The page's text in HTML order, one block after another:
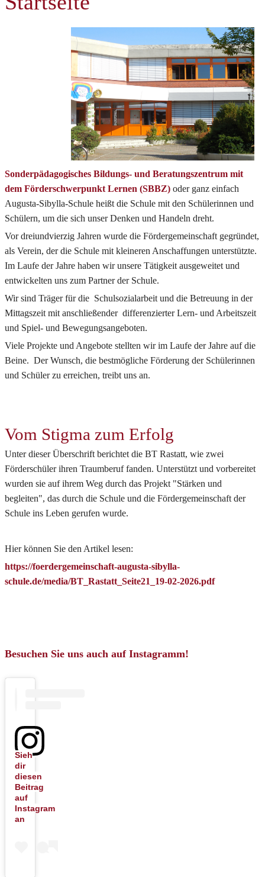
Sonderpädagogisches Bildungs- und Beratungszentrum mit
dem Förderschwerpunkt Lernen (SBBZ) oder ganz einfach
Augusta-Sibylla-Schule heißt die Schule mit den Schülerinnen und
Schülern, um die sich unser Denken und Handeln dreht.
Vor dreiundvierzig Jahren wurde die Fördergemeinschaft gegründet,
als Verein, der die Schule mit kleineren Anschaffungen unterstützte.
Im Laufe der Jahre haben wir unsere Tätigkeit ausgeweitet und
entwickelten uns zum Partner der Schule.
Wir sind Träger für die Schulsozialarbeit und die Betreuung in der
Mittagszeit mit anschließender differenzierter Lern- und Arbeitszeit
und Spiel- und Bewegungsangeboten.
Viele Projekte und Angebote stellten wir im Laufe der Jahre auf die
Beine. Der Wunsch, die bestmögliche Förderung der Schülerinnen
und Schüler zu erreichen, treibt uns an.
Vom Stigma zum Erfolg
Unter dieser Überschrift berichtet die BT Rastatt, wie zwei
Förderschüler ihren Traumberuf fanden. Unterstützt und vorbereitet
wurden sie auf ihrem Weg durch das Projekt "Stärken und
begleiten", das durch die Schule und die Fördergemeinschaft der
Schule ins Leben gerufen wurde.
Hier können Sie den Artikel lesen:
https://foerdergemeinschaft-augusta-sibylla-
schule.de/media/BT_Rastatt_Seite21_19-02-2026.pdf
Besuchen Sie uns auch auf Instagramm!
Sieh
dir
diesen
Beitrag
auf
Instagram
an